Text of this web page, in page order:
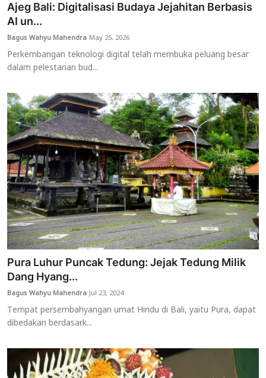
Ajeg Bali: Digitalisasi Budaya Jejahitan Berbasis
AI un...
Bagus Wahyu Mahendra May 25, 2026
Perkembangan teknologi digital telah membuka peluang besar
dalam pelestarian bud...
Pura Luhur Puncak Tedung: Jejak Tedung Milik
Dang Hyang...
Bagus Wahyu MahendraJul 23, 2024
Tempat persembahyangan umat Hindu di Bali, yaitu Pura, dapat
dibedakan berdasark...